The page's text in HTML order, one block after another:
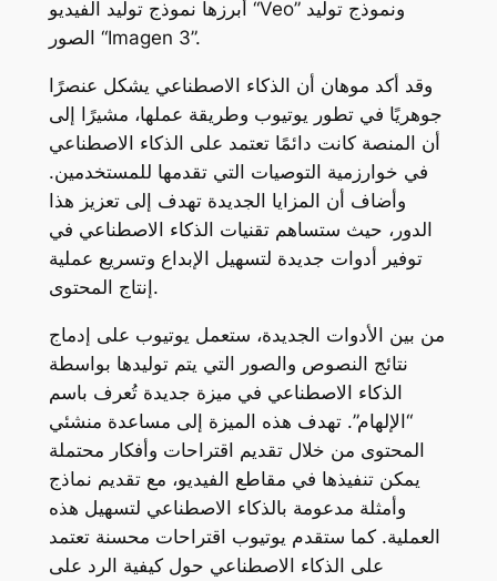
أبرزها نموذج توليد الفيديو “Veo” ونموذج توليد
الصور “Imagen 3”.
وقد أكد موهان أن الذكاء الاصطناعي يشكل عنصرًا
جوهريًا في تطور يوتيوب وطريقة عملها، مشيرًا إلى
أن المنصة كانت دائمًا تعتمد على الذكاء الاصطناعي
في خوارزمية التوصيات التي تقدمها للمستخدمين.
وأضاف أن المزايا الجديدة تهدف إلى تعزيز هذا
الدور، حيث ستساهم تقنيات الذكاء الاصطناعي في
توفير أدوات جديدة لتسهيل الإبداع وتسريع عملية
إنتاج المحتوى.
من بين الأدوات الجديدة، ستعمل يوتيوب على إدماج
نتائج النصوص والصور التي يتم توليدها بواسطة
الذكاء الاصطناعي في ميزة جديدة تُعرف باسم
“الإلهام”. تهدف هذه الميزة إلى مساعدة منشئي
المحتوى من خلال تقديم اقتراحات وأفكار محتملة
يمكن تنفيذها في مقاطع الفيديو، مع تقديم نماذج
وأمثلة مدعومة بالذكاء الاصطناعي لتسهيل هذه
العملية. كما ستقدم يوتيوب اقتراحات محسنة تعتمد
على الذكاء الاصطناعي حول كيفية الرد على